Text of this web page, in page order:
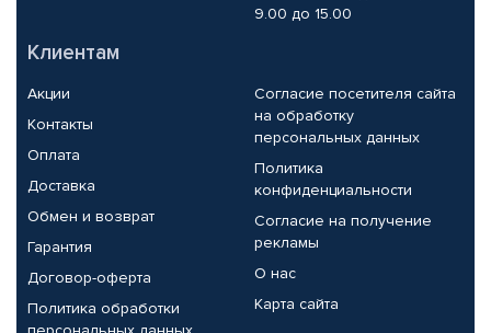
9.00 до 15.00
Клиентам
Акции
Контакты
Оплата
Доставка
Обмен и возврат
Гарантия
Договор-оферта
Политика обработки
Согласие посетителя сайта
на обработку
персональных данных
Политика
конфиденциальности
Согласие на получение
рекламы
О нас
Карта сайта